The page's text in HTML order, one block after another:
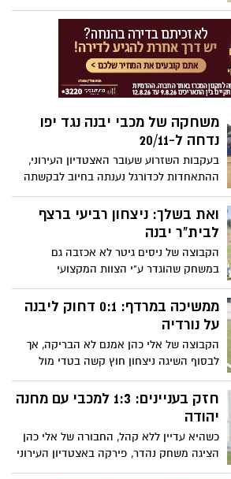
ירושלים) בשביל לערוך סיור במנהרות הכותל
וערכו גם תפילה משותפת ברחבה
משחקה של מכבי יבנה נגד יפו
נדחה ל-20/11
בעקבות השזרוע שעובר האצטדיון העירוני,
ההתאחדות לכדורגל נענתה בחיוב לבקשתה
של הקבוצה המקומית ודחתה את המשחק
שלה מול יפו בעוד למעלה משבועיים
ואת בשלך: ניצחון רביעי ברצף
לבית"ר יבנה
הקבוצה של ניסים גיטר לא אכזבה גם
במשחק שהוגדר ע"י הצוות המקצועי
כ"מוקש", גברה 1:2 על טירת הכרמל ונותרה
בפסגה כשהיא צמודה לגדרה עם 12 נקודות
מ-12 אפשריות
ממשיכה במרדף: 0:1 דחוק ליבנה
על נורדיה
הקבוצה של אלי כהן אמנם לא הבריקה, אך
לבסוף השיגה ניצחון חוץ קשה בטדי מול
הקבוצה מירושלים. שער עצמי של אוראל
איטח עשה את ההבדל. ביבנה אמרו:
"מאושרים מהתוצאה, פחות מהיכולת"
חזק בעניינים: 1:3 למכבי עם מחנה
יהודה
כשהיא עדיין ללא קהל, החבורה של אלי כהן
הציגה משחק נהדר, פירקה באצטדיון העירוני
את יריבתה וממשיכה להיות צמודה למוליכה